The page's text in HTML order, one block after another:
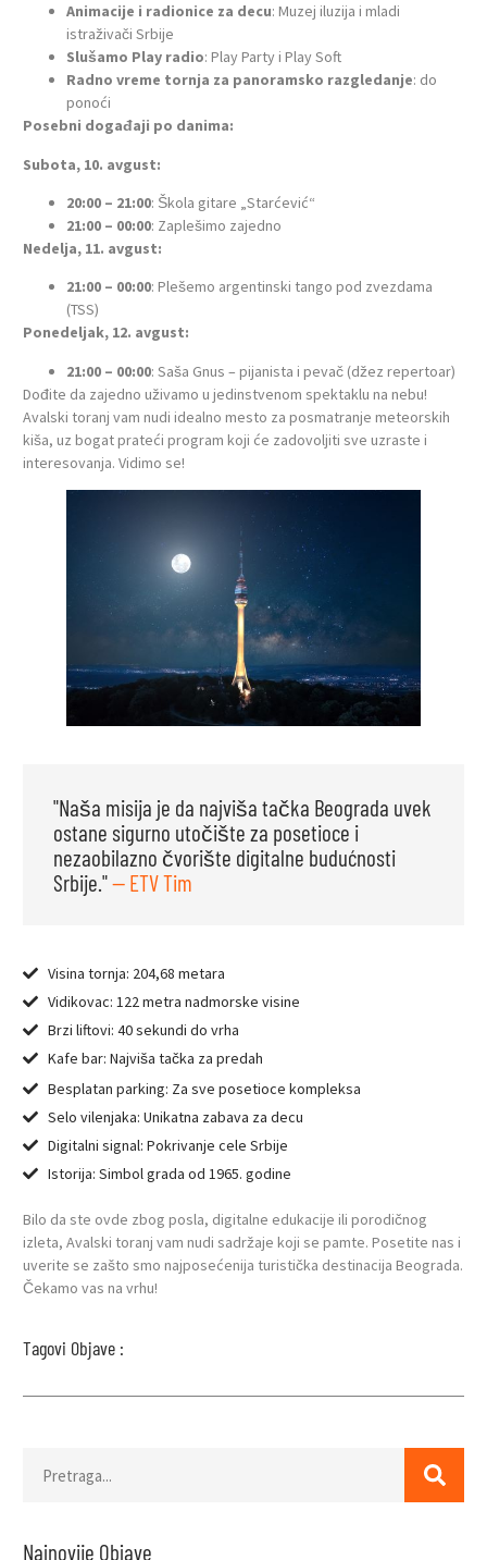
Animacije i radionice za decu: Muzej iluzija i mladi
istraživači Srbije
Slušamo Play radio: Play Party i Play Soft
Radno vreme tornja za panoramsko razgledanje: do
ponoći
Posebni događaji po danima:
Subota, 10. avgust:
20:00 – 21:00: Škola gitare „Starćević“
21:00 – 00:00: Zaplešimo zajedno
Nedelja, 11. avgust:
21:00 – 00:00: Plešemo argentinski tango pod zvezdama
(TSS)
Ponedeljak, 12. avgust:
21:00 – 00:00: Saša Gnus – pijanista i pevač (džez repertoar)
Dođite da zajedno uživamo u jedinstvenom spektaklu na nebu!
Avalski toranj vam nudi idealno mesto za posmatranje meteorskih
kiša, uz bogat prateći program koji će zadovoljiti sve uzraste i
interesovanja. Vidimo se!
"Naša misija je da najviša tačka Beograda uvek
ostane sigurno utočište za posetioce i
nezaobilazno čvorište digitalne budućnosti
Srbije."— ETV Tim
Visina tornja: 204,68 metara
Vidikovac: 122 metra nadmorske visine
Brzi liftovi: 40 sekundi do vrha
Kafe bar: Najviša tačka za predah
Besplatan parking: Za sve posetioce kompleksa
Selo vilenjaka: Unikatna zabava za decu
Digitalni signal: Pokrivanje cele Srbije
Istorija: Simbol grada od 1965. godine
Bilo da ste ovde zbog posla, digitalne edukacije ili porodičnog
izleta, Avalski toranj vam nudi sadržaje koji se pamte. Posetite nas i
uverite se zašto smo najposećenija turistička destinacija Beograda.
Čekamo vas na vrhu!
Tagovi Objave :
Najnovije Objave